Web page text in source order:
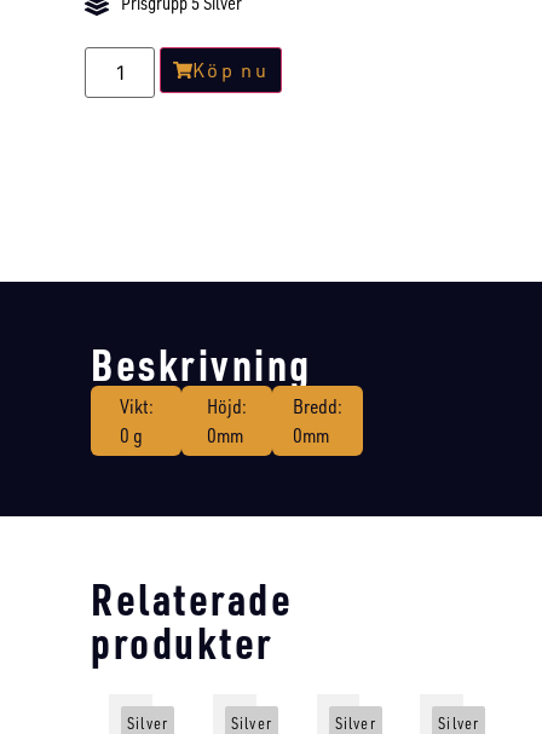
Köp nu
Beskrivning
Vikt:
0 g
Höjd:
0mm
Bredd:
0mm
Relaterade
produkter
Silver Silver Silver Silver